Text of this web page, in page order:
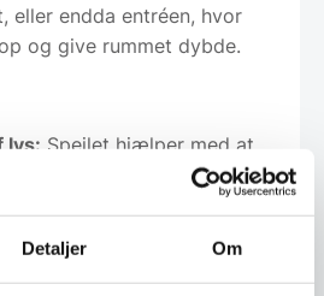
Detaljer Om
eller endda entréen, hvor
og give rummet dybde.
lys: Spejlet hjælper med at
hvilket skaber en
indbydende atmosfære.
Tilføj et personligt præg til
og komplementer din stil